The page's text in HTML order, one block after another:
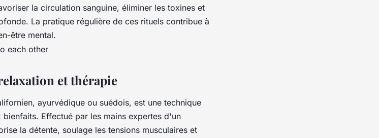
la circulation sanguine, éliminer les toxines et
La pratique régulière de ces rituels contribue à
être mental.
et thérapie
ayurvédique ou suédois, est une technique
Effectué par les mains expertes d'un
la détente, soulage les tensions musculaires et